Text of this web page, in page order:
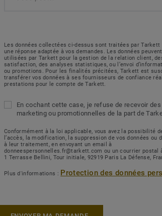
Les données collectées ci-dessus sont traitées par
une réponse adaptée à vos demandes. Les données
utilisées par Tarkett pour la gestion de la relation client,
satisfaction, des analyses statistiques, ou l’envoi
ou promotions. Pour les finalités précitées, Tarkett est
transférer vos données à ses fournisseurs de confiance
prestations pour le compte de Tarkett.
En cochant cette case, je refuse de recevoir
marketing ou promotionnelles de la part de
Conformément à la loi applicable, vous avez la possibilité
l’accès, la modification, la suppression de vos données ou
à leur traitement, en envoyant un email à
donneespersonnelles.fr@tarkett.com ou un courrier postal
1 Terrasse Bellini, Tour initiale, 92919 Paris La Défense,
Plus d'informations : Protection des données